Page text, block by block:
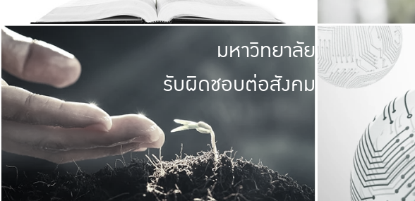
มหาวิทยาลัย
รับผิดชอบต่อสังคม